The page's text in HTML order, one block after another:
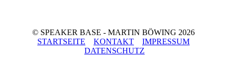
© SPEAKER BASE - MARTIN BÖWING 2026
STARTSEITE
KONTAKT
IMPRESSUM
DATENSCHUTZ